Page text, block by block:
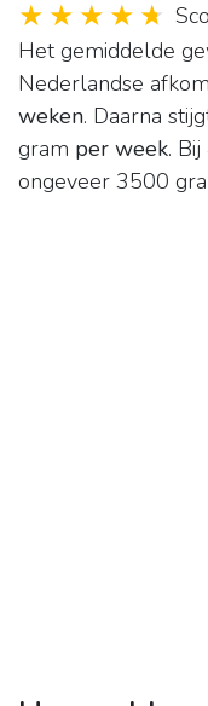
Het gemiddelde
Nederlandse
weken. Daarna
gram per week.
ongeveer 3500